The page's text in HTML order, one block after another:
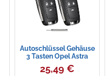
Autoschlüssel Gehäuse
3 Tasten Opel Astra
Insignia Mokka Zafira
Ersatz
25,49 €